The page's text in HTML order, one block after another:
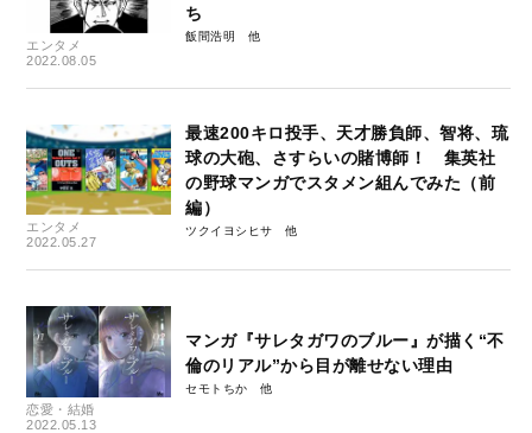
エンタメ
2022.08.05
ち
飯間浩明
エンタメ
2022.05.27
最速200キロ投手、天才勝負師、智将、琉
球の大砲、さすらいの賭博師！ 集英社
の野球マンガでスタメン組んでみた（前
編）
ツクイヨシヒサ
恋愛・結婚
2022.05.13
マンガ『サレタガワのブルー』が描く“不
倫のリアル”から目が離せない理由
セモトちか